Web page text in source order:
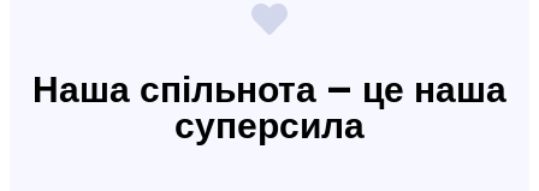
Наша спільнота – це наша
суперсила